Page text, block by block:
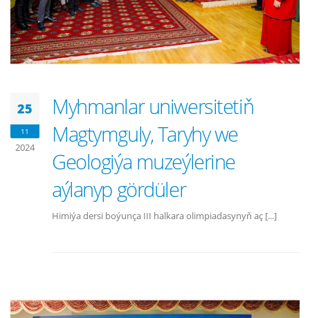
25
11
2024
Myhmanlar uniwersitetiň
Magtymguly, Taryhy we
Geologiýa muzeýlerine
aýlanyp gördüler
Himiýa dersi boýunça III halkara olimpiadasynyň aç [...]